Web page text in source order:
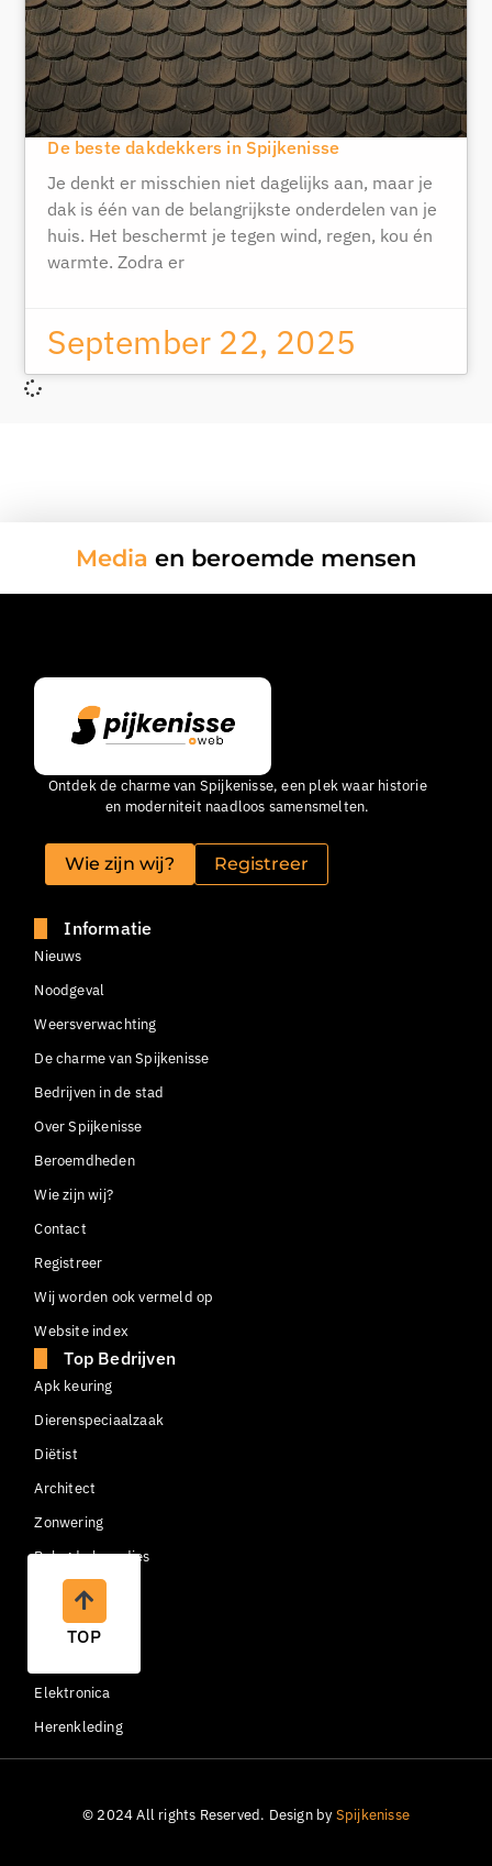
TOP
De beste dakdekkers in Spijkenisse
Je denkt er misschien niet dagelijks aan, maar je
dak is één van de belangrijkste onderdelen van je
huis. Het beschermt je tegen wind, regen, kou én
warmte. Zodra er
September 22, 2025
Media en beroemde mensen
Ontdek de charme van Spijkenisse, een plek waar historie
en moderniteit naadloos samensmelten.
Wie zijn wij? Registreer
Informatie
Nieuws
Noodgeval
Weersverwachting
De charme van Spijkenisse
Bedrijven in de stad
Over Spijkenisse
Beroemdheden
Wie zijn wij?
Contact
Registreer
Wij worden ook vermeld op
Website index
Top Bedrijven
Apk keuring
Dierenspeciaalzaak
Diëtist
Architect
Zonwering
Belegde broodjes
Container huren
Begraafplaats
Elektronica
Herenkleding
© 2024 All rights Reserved. Design bySpijkenisse